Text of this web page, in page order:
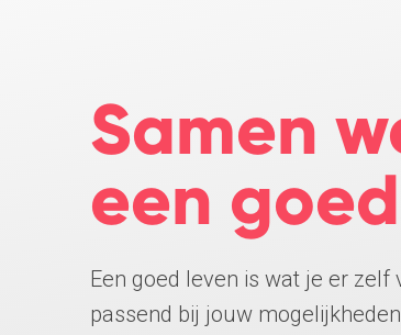
Samen
een
Een goed leven is wat je er zelf
passend bij jouw